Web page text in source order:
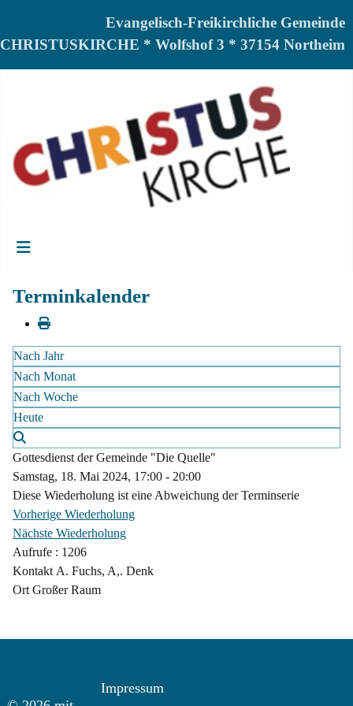
Evangelisch-Freikirchliche Gemeinde
CHRISTUSKIRCHE * Wolfshof 3 * 37154 Northeim
Terminkalender
Nach Jahr
Nach Monat
Nach Woche
Heute
Gottesdienst der Gemeinde "Die Quelle"
Samstag, 18. Mai 2024, 17:00 - 20:00
Diese Wiederholung ist eine Abweichung der Terminserie
Vorherige Wiederholung
Nächste Wiederholung
Aufrufe : 1206
Kontakt A. Fuchs, A,. Denk
Ort Großer Raum
Impressum